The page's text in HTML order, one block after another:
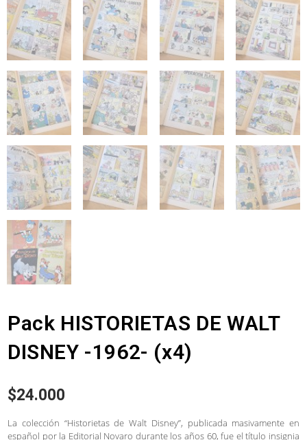
Pack HISTORIETAS DE WALT
DISNEY -1962- (x4)
$24.000
La colección “Historietas de Walt Disney”, publicada masivamente en
español por la Editorial Novaro durante los años 60, fue el título insignia